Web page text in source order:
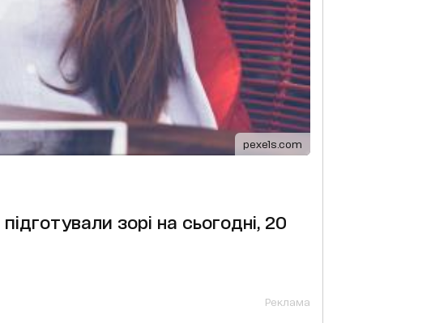
pexels.com
зорі на сьогодні, 20
Реклама